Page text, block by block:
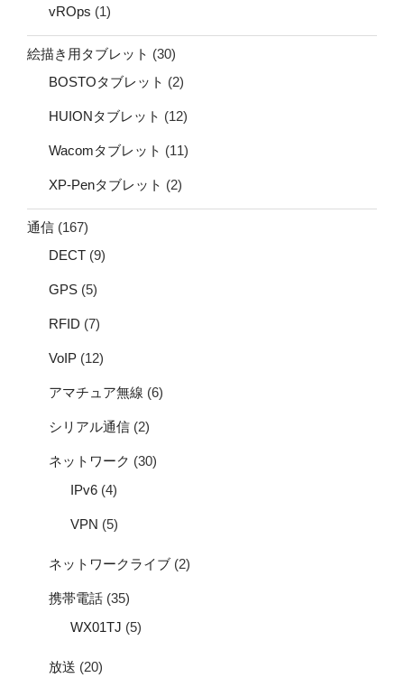
vROps (1)
絵描き用タブレット (30)
BOSTOタブレット (2)
HUIONタブレット (12)
Wacomタブレット (11)
XP-Penタブレット (2)
通信 (167)
DECT (9)
GPS (5)
RFID (7)
VoIP (12)
アマチュア無線 (6)
シリアル通信 (2)
ネットワーク (30)
IPv6 (4)
VPN (5)
ネットワークライブ (2)
携帯電話 (35)
WX01TJ (5)
放送 (20)